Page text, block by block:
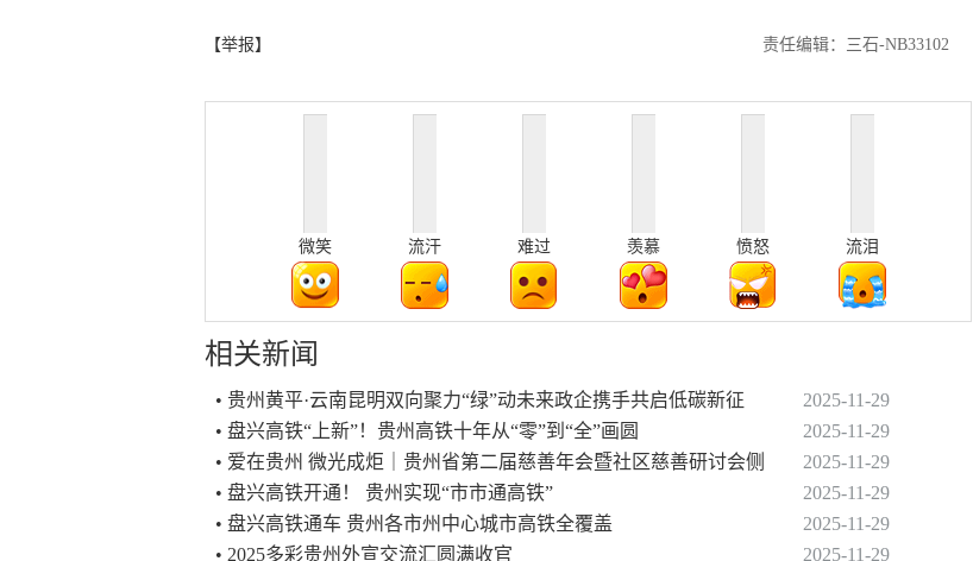
【举报】 责任编辑：三石-NB33102
微笑 流汗 难过 羡慕 愤怒 流泪
相关新闻
• 贵州黄平·云南昆明双向聚力“绿”动未来政企携手共启低碳新征
2025-11-29
• 盘兴高铁“上新”！贵州高铁十年从“零”到“全”画圆
2025-11-29
• 爱在贵州 微光成炬｜贵州省第二届慈善年会暨社区慈善研讨会侧
2025-11-29
• 盘兴高铁开通！ 贵州实现“市市通高铁”
2025-11-29
• 盘兴高铁通车 贵州各市州中心城市高铁全覆盖
2025-11-29
• 2025多彩贵州外宣交流汇圆满收官
2025-11-29